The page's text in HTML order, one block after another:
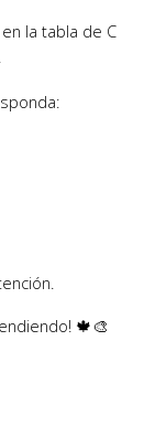
la tabla de C
.
🍁🎨